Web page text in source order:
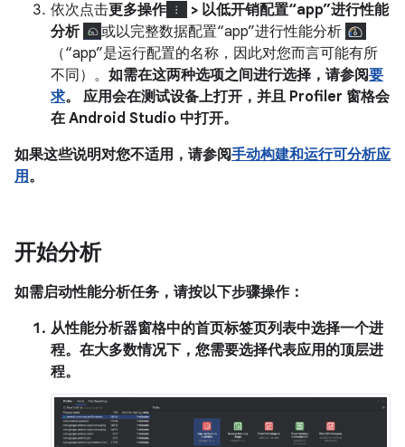
依次点击更多操作
> 以低开销配置“app”进行性能
分析
或以完整数据配置“app”进行性能分析
（“app”是运行配置的名称，因此对您而言可能有所
不同）。 如需在这两种选项之间进行选择，请参阅要
求。 应用会在测试设备上打开，并且 Profiler 窗格会
在 Android Studio 中打开。
如果这些说明对您不适用，请参阅手动构建和运行可分析应
用。
开始分析
如需启动性能分析任务，请按以下步骤操作：
从性能分析器窗格中的首页标签页列表中选择一个进
程。在大多数情况下，您需要选择代表应用的顶层进
程。